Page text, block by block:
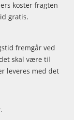
koster fragten
gratis.
fremgår ved
skal være til
leveres med det